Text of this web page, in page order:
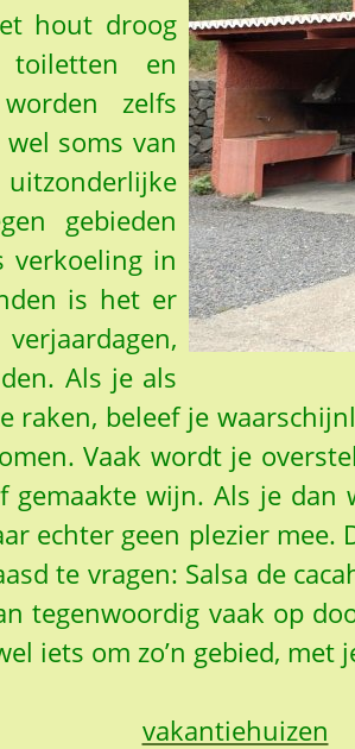
hout droog
toiletten en
zelfs
soms van
gebieden
verkoeling in
is het er
Als je als
raken, beleef je
Vaak wordt je
wijn. Als je
echter geen plezier
te vragen: Salsa de
tegenwoordig vaak op
iets om zo’n gebied, met
vakantiehuizen